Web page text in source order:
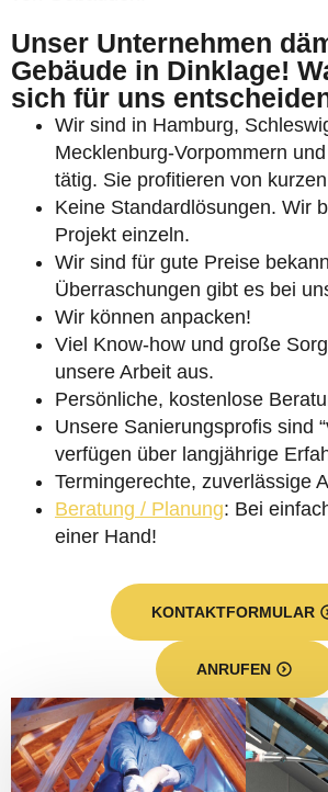
Unser Unternehmen
Gebäude in Dinklage!
sich für uns
Wir sind in Hamburg,
Mecklenburg-Vorpommern
tätig. Sie profitieren von
Keine Standardlösungen. Wir
Projekt einzeln.
Wir sind für gute Preise
Überraschungen gibt es bei
Wir können anpacken!
Viel Know-how und große
unsere Arbeit aus.
Persönliche, kostenlose
Unsere Sanierungsprofis sind
verfügen über langjährige
Termingerechte, zuverlässige
Beratung / Planung: Bei
einer Hand!
KONTAKTFORMULAR
ANRUFEN